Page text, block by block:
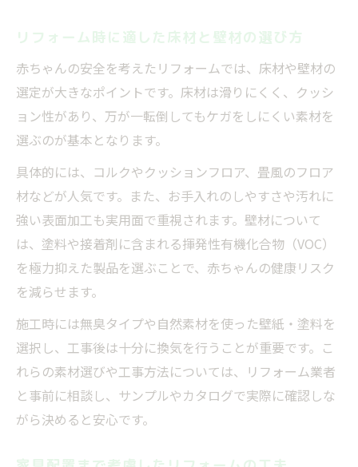
リフォーム時に適した床材と壁材の選び方
赤ちゃんの安全を考えたリフォームでは、床材や壁材の
選定が大きなポイントです。床材は滑りにくく、クッシ
ョン性があり、万が一転倒してもケガをしにくい素材を
選ぶのが基本となります。
具体的には、コルクやクッションフロア、畳風のフロア
材などが人気です。また、お手入れのしやすさや汚れに
強い表面加工も実用面で重視されます。壁材について
は、塗料や接着剤に含まれる揮発性有機化合物（VOC）
を極力抑えた製品を選ぶことで、赤ちゃんの健康リスク
を減らせます。
施工時には無臭タイプや自然素材を使った壁紙・塗料を
選択し、工事後は十分に換気を行うことが重要です。こ
れらの素材選びや工事方法については、リフォーム業者
と事前に相談し、サンプルやカタログで実際に確認しな
がら決めると安心です。